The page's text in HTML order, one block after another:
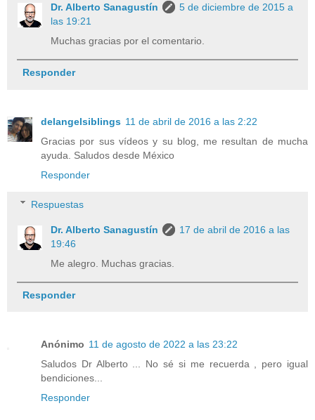
Dr. Alberto Sanagustín
5 de diciembre de 2015 a
las 19:21
Muchas gracias por el comentario.
Responder
delangelsiblings 11 de abril de 2016 a las 2:22
Gracias por sus vídeos y su blog, me resultan de mucha
ayuda. Saludos desde México
Responder
Respuestas
Dr. Alberto Sanagustín
17 de abril de 2016 a las
19:46
Me alegro. Muchas gracias.
Responder
Anónimo 11 de agosto de 2022 a las 23:22
Saludos Dr Alberto ... No sé si me recuerda , pero igual
bendiciones...
Responder